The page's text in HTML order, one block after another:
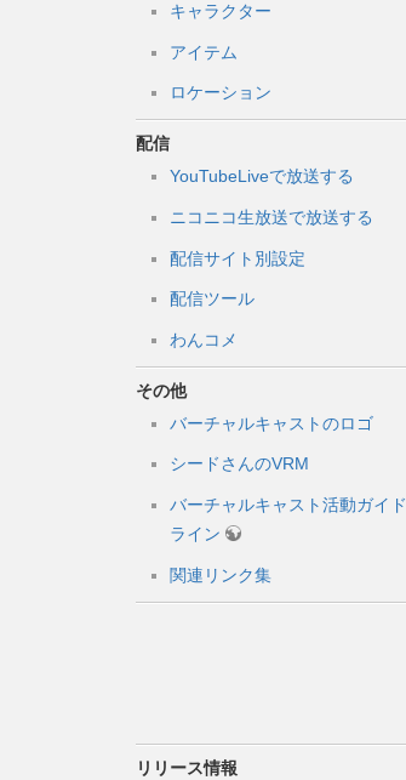
キャラクター
アイテム
ロケーション
配信
YouTubeLiveで放送する
ニコニコ生放送で放送する
配信サイト別設定
配信ツール
わんコメ
その他
バーチャルキャストのロゴ
シードさんのVRM
バーチャルキャスト活動ガイド
ライン
関連リンク集
リリース情報